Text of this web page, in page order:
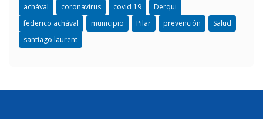
achával coronavirus covid 19
Derqui
federico achával
municipio Pilar prevención
Salud
santiago laurent